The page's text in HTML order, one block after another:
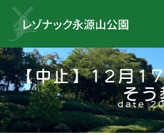
【中止】12月
そう
date